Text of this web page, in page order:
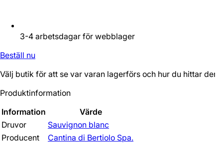
3-4 arbetsdagar för webblager
Beställ nu
Välj butik för att se var varan lagerförs och hur du hittar den.
Produktinformation
Information
Värde
Druvor
Sauvignon blanc
Producent
Cantina di Bertiolo Spa.